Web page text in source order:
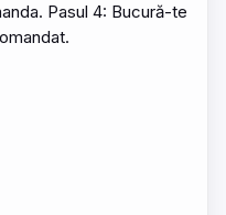
Pasul 4: Bucură-te